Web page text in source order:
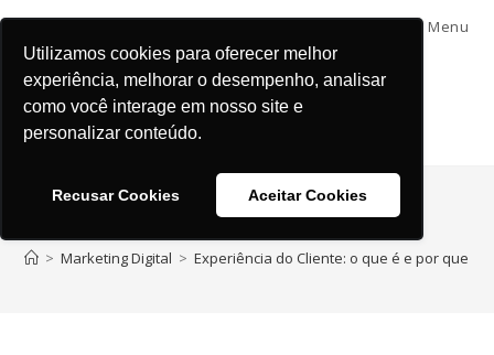
Utilizamos cookies para oferecer melhor
experiência, melhorar o desempenho, analisar
como você interage em nosso site e
personalizar conteúdo.
Recusar Cookies Aceitar Cookies
Menu
> Marketing Digital > Experiência do Cliente: o que é e por que é